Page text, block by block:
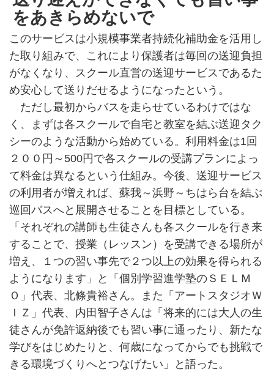
をあきらめないで
このサービスは小規模事業者持続化補助金を活用し
た取り組みで、これにより保護者は毎回の送迎負担
がなくなり、スクール直営の送迎サービスであるた
め安心して送りだせるようになったという。
ただし最初からバスを走らせているわけではな
く、まずは各スクールで自宅と教室を結ぶ送迎タク
シーのような活動から始めている。利用料金は1回
２００円～500円で各スクールの受講プランによっ
て料金は異なるという仕組み。今後、送迎サービス
の利用者が増えれば、蘇我～浜野～ちはら台を結ぶ
巡回バスへと展開させることを目標としている。
「それぞれの講師も生徒さんも各スクールを行き来
することで、授業（レッスン）を受講できる場所が
増え、１つの習い事先で２つ以上の効果を得られる
ようになります」と「個別学習進学塾のＳＥＬＭ
Ｏ」代表、北條貴裕さん。また「アートスタジオＷ
ＩＺ」代表、内田智子さんは「将来的には大人の生
徒さんが免許返納後でも習い事に通ったり、新たな
学びをはじめたりと、何歳になってからでも挑戦で
きる環境づくりへとつなげたい」と語った。